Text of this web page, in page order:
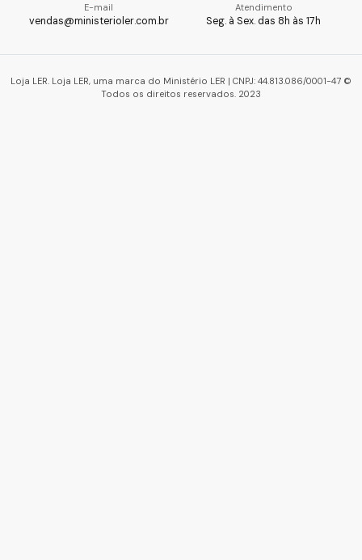
E-mail
vendas@ministerioler.com.br
Atendimento
Seg. à Sex. das 8h às 17h
Loja LER. Loja LER, uma marca do Ministério LER | CNPJ: 44.813.086/0001-47 ©
Todos os direitos reservados. 2023